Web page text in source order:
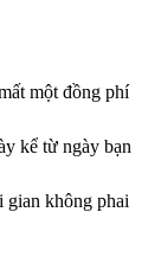
một đồng phí
kể từ ngày bạn
gian không phai